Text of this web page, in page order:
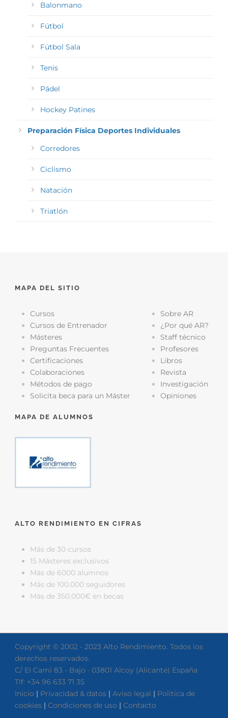
Balonmano
Fútbol
Fútbol Sala
Tenis
Pádel
Hockey Patines
Preparación Física Deportes Individuales
Corredores
Ciclismo
Natación
Triatlón
MAPA DEL SITIO
Cursos
Cursos de Entrenador
Másteres
Preguntas Frecuentes
Certificaciones
Colaboraciones
Métodos de pago
Solicita beca para un Máster
Sobre AR
¿Por qué AR?
Staff técnico
Profesores
Libros
Revista
Investigación
Opiniones
MAPA DE ALUMNOS
ALTO RENDIMIENTO EN CIFRAS
Más de 30 cursos
15 Másteres exclusivos
Más de 6000 alumnos
Más de 100.000 seguidores
Más de 350.000€ en becas
Copyright © 2002 - 2023 Alto Rendimiento. Todos los
derechos reservados.
C/ El Cami 83 - Bajo · 03801 Alcoy (Alicante) España
Tlf: +34 96 633 71 35
Inicio | Privacidad & datos | Aviso legal | Política de
cookies | Condiciones de uso | Contacto